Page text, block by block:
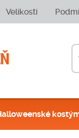
Velikosti